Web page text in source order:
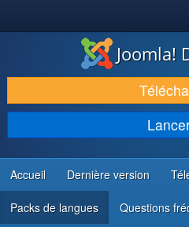
TÉLÉCHARGER & ÉTENDRE
DÉCOUVRIR & APPRENDRE
COMMUNAUTÉ & SUPPORT
RESSOURCES DÉVELOPPEURS
Joomla!
Accueil Dernière version
Packs de langues Questions